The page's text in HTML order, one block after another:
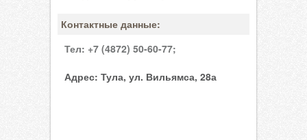
Контактные данные:
Тел: +7 (4872) 50-60-77;
Адрес: Тула, ул. Вильямса, 28а